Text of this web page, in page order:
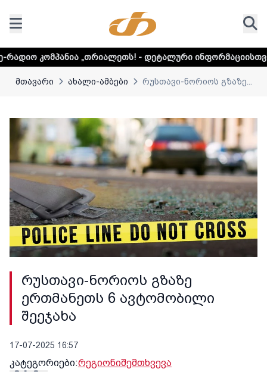
„თრიალეთს! - დეტალური ინფორმაციისთვის დააკლიკეთ
მთავარი ახალი-ამბები რუსთავი-ნორიოს გზაზე...
რუსთავი-ნორიოს გზაზე
ერთმანეთს 6 ავტომობილი
შეეჯახა
17-07-2025 16:57
კატეგორიები:რეგიონიშემთხვევა